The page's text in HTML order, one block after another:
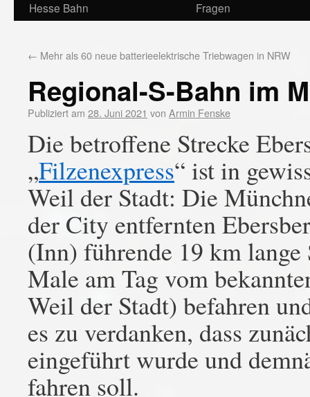
Hesse Bahn
Fragen
← Mehr als 60 neue batterieelektrische Triebwagen in NRW
Regional-S-Bahn im
Publiziert am 28. Juni 2021 von Armin Fenske
Die betroffene Strecke
„Filzenexpress“ ist in
Weil der Stadt: Die
der City entfernten
(Inn) führende 19 km
Male am Tag vom
Weil der Stadt) befahren
es zu verdanken, dass
eingeführt wurde und
fahren soll.